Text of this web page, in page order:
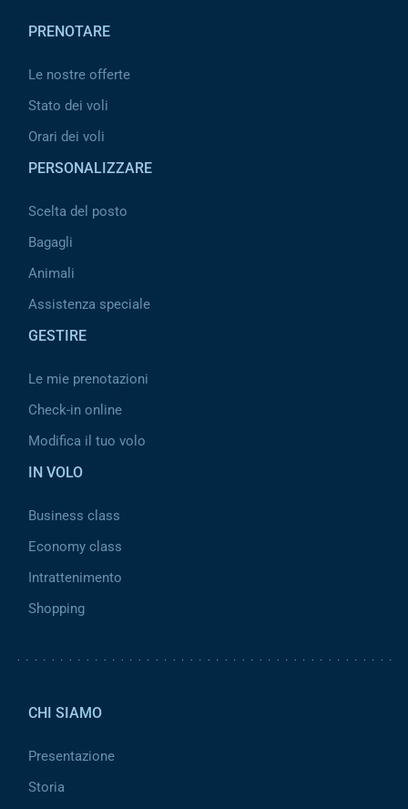
PRENOTARE
Le nostre offerte
Stato dei voli
Orari dei voli
PERSONALIZZARE
Scelta del posto
Bagagli
Animali
Assistenza speciale
GESTIRE
Le mie prenotazioni
Check-in online
Modifica il tuo volo
IN VOLO
Business class
Economy class
Intrattenimento
Shopping
CHI SIAMO
Presentazione
Storia